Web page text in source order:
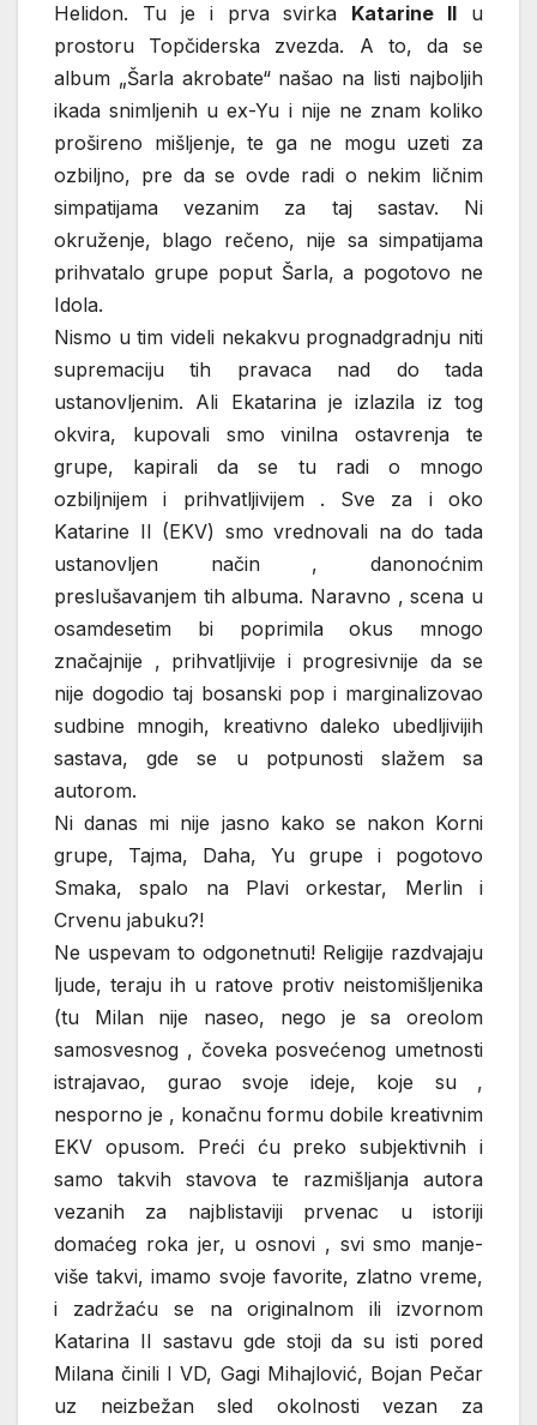
Helidon. Tu je i prva svirka Katarine II u
prostoru Topčiderska zvezda. A to, da se
album „Šarla akrobate“ našao na listi najboljih
ikada snimljenih u ex-Yu i nije ne znam koliko
prošireno mišljenje, te ga ne mogu uzeti za
ozbiljno, pre da se ovde radi o nekim ličnim
simpatijama vezanim za taj sastav. Ni
okruženje, blago rečeno, nije sa simpatijama
prihvatalo grupe poput Šarla, a pogotovo ne
Idola.
Nismo u tim videli nekakvu prognadgradnju niti
supremaciju tih pravaca nad do tada
ustanovljenim. Ali Ekatarina je izlazila iz tog
okvira, kupovali smo vinilna ostavrenja te
grupe, kapirali da se tu radi o mnogo
ozbiljnijem i prihvatljivijem . Sve za i oko
Katarine II (EKV) smo vrednovali na do tada
ustanovljen način , danonoćnim
preslušavanjem tih albuma. Naravno , scena u
osamdesetim bi poprimila okus mnogo
značajnije , prihvatljivije i progresivnije da se
nije dogodio taj bosanski pop i marginalizovao
sudbine mnogih, kreativno daleko ubedljivijih
sastava, gde se u potpunosti slažem sa
autorom.
Ni danas mi nije jasno kako se nakon Korni
grupe, Tajma, Daha, Yu grupe i pogotovo
Smaka, spalo na Plavi orkestar, Merlin i
Crvenu jabuku?!
Ne uspevam to odgonetnuti! Religije razdvajaju
ljude, teraju ih u ratove protiv neistomišljenika
(tu Milan nije naseo, nego je sa oreolom
samosvesnog , čoveka posvećenog umetnosti
istrajavao, gurao svoje ideje, koje su ,
nesporno je , konačnu formu dobile kreativnim
EKV opusom. Preći ću preko subjektivnih i
samo takvih stavova te razmišljanja autora
vezanih za najblistaviji prvenac u istoriji
domaćeg roka jer, u osnovi , svi smo manje-
više takvi, imamo svoje favorite, zlatno vreme,
i zadržaću se na originalnom ili izvornom
Katarina II sastavu gde stoji da su isti pored
Milana činili I VD, Gagi Mihajlović, Bojan Pečar
uz neizbežan sled okolnosti vezan za